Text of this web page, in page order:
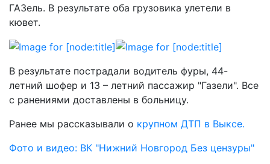
ГАЗель. В результате оба грузовика улетели в
кювет.
В результате пострадали водитель фуры, 44-
летний шофер и 13 – летний пассажир "Газели". Все
с ранениями доставлены в больницу.
Ранее мы рассказывали о крупном ДТП в Выксе.
Фото и видео: ВК "Нижний Новгород Без цензуры"